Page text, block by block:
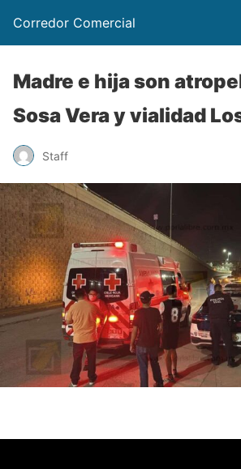
Corredor Comercial
Madre e hija son
Sosa Vera y vialidad
Staff